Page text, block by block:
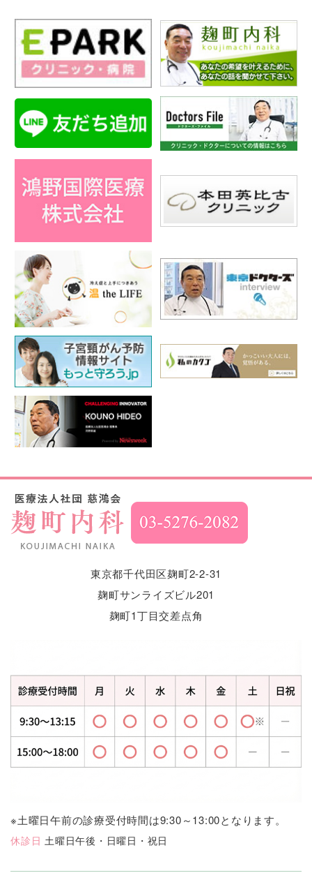
東京都千代田区麹町2-2-31
麹町サンライズビル201
麹町1丁目交差点角
※土曜日午前の診療受付時間は9:30～13:00となります。
休診日 土曜日午後・日曜日・祝日